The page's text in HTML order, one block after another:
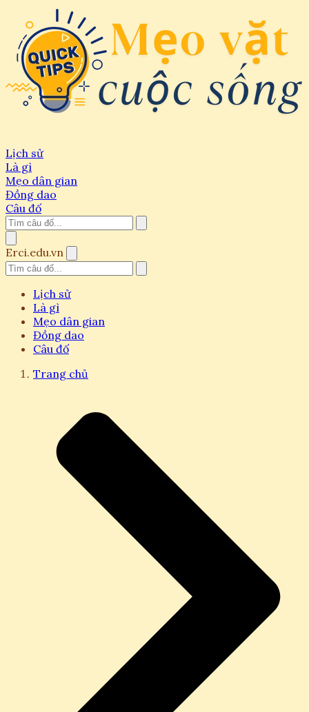
Lịch sử
Là gì
Mẹo dân gian
Đồng dao
Câu đố
Erci.edu.vn
Lịch sử
Là gì
Mẹo dân gian
Đồng dao
Câu đố
Trang chủ